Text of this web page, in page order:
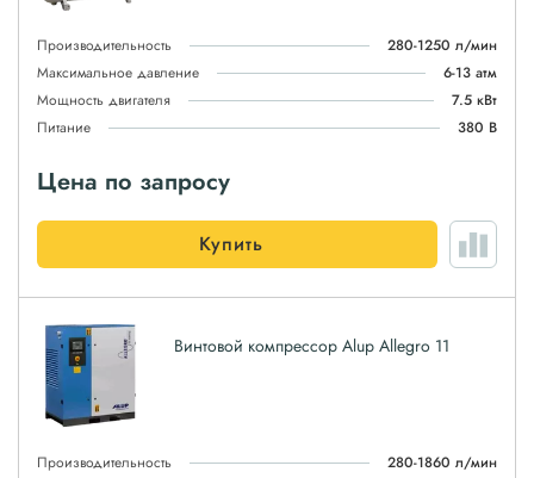
Производительность
280-1250 л/мин
Максимальное давление
6-13 атм
Мощность двигателя
7.5 кВт
Питание
380 В
Цена по запросу
Купить
Винтовой компрессор Alup Allegro 11
Производительность
280-1860 л/мин